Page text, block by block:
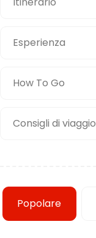
Esperienza
How To Go
Consigli di viaggio
Popolare